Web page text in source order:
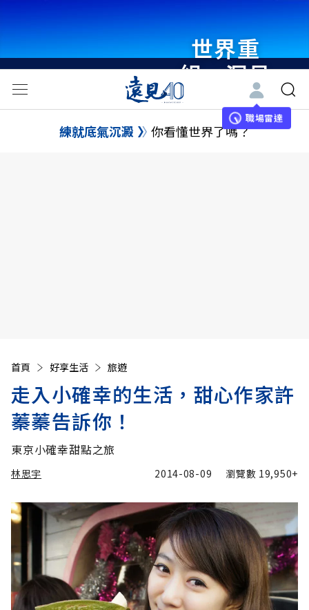
世界重
組・洞見
未來 與
世界領袖
職場雷達
練就底氣沉澱 你看懂世界了嗎？
首頁 好享生活 旅遊
走入小確幸的生活，甜心作家許
蓁蓁告訴你！
東京小確幸甜點之旅
林思宇 2014-08-09 瀏覽數 19,950+